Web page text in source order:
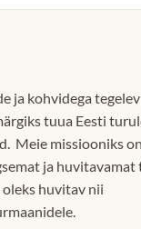
ja kohvidega tegelev
tuua Eesti
Meie missiooniks on
ja huvitavamat
huvitav nii